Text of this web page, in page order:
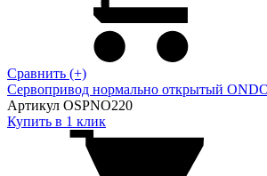
Сравнить (+)
Сервопривод нормально открытый
Артикул OSPNO220
Купить в 1 клик